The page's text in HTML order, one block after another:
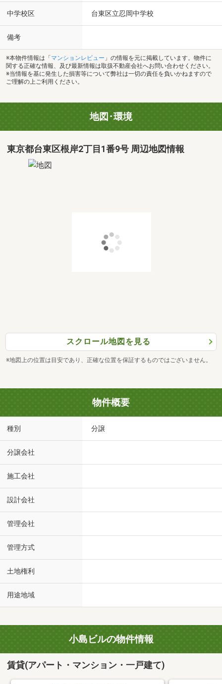
中学校区 台東区立忍岡中学校
備考
※本物件情報は「 マンションレビュー 」の情報を元に掲載しています。物件に
関する正確な情報、及び最新情報は取扱不動産会社へお問い合わせください。
※当情報を基に発生した損害等について弊社は一切の責任を負いかねますので
ご理解の上ご利用ください。
地図･環境
東京都台東区根岸2丁目1番9号 周辺地図情報
スクロール地図を見る
※地図上の位置は目安であり、正確な位置を保証するものではございません。
物件概要
種別 分譲
分譲会社
施工会社
設計会社
管理会社
管理方式
土地権利
用途地域
小島ビルの物件情報
賃貸(アパート・マンション・一戸建て)